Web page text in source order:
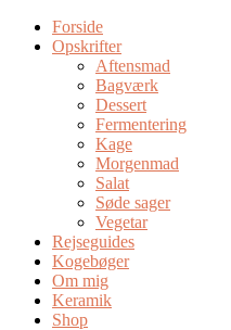
Forside
Opskrifter
Aftensmad
Bagværk
Dessert
Fermentering
Kage
Morgenmad
Salat
Søde sager
Vegetar
Rejseguides
Kogebøger
Om mig
Keramik
Shop